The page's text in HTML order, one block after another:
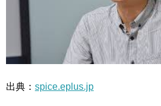
出典： spice.eplus.jp